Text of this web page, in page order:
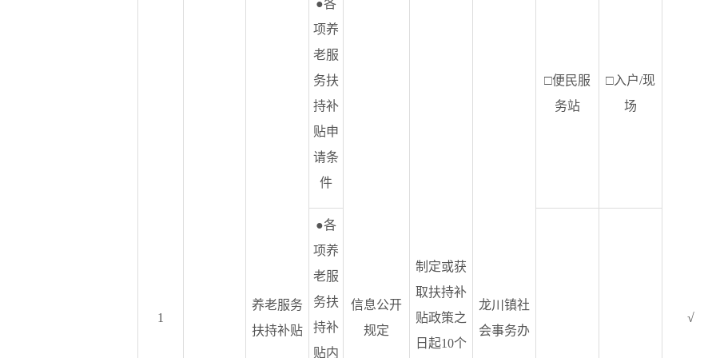
1
养老服务
扶持补贴
信息公开
规定
制定或获
取扶持补
贴政策之
日起10个
龙川镇社
会事务办
√
●各
项养
老服
务扶
持补
贴申
请条
件
□便民服
务站
□入户/现
场
●各
项养
老服
务扶
持补
贴内